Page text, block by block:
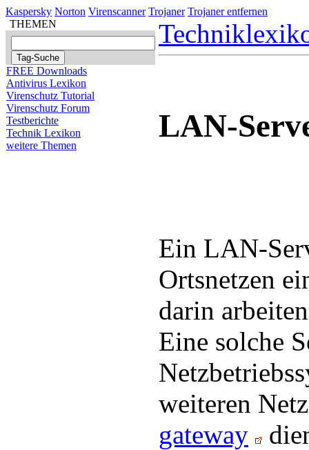
Kaspersky Norton Virenscanner Trojaner Trojaner entfernen
THEMEN
FREE Downloads
Antivirus Lexikon
Virenschutz Tutorial
Virenschutz Forum
Testberichte
Technik Lexikon
weitere Themen
LAN-
Ein LAN-
Ortsnetzen
darin
Eine solche
weiteren
gateway